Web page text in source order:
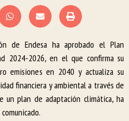
de Endesa ha aprobado el Plan
2024-2026, en el que confirma su
emisiones en 2040 y actualiza su
financiera y ambiental a través de
un plan de adaptación climática, ha